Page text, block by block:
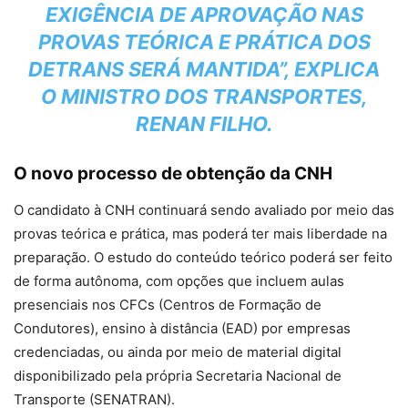
EXIGÊNCIA DE APROVAÇÃO NAS
PROVAS TEÓRICA E PRÁTICA DOS
DETRANS SERÁ MANTIDA”, EXPLICA
O MINISTRO DOS TRANSPORTES,
RENAN FILHO.
O novo processo de obtenção da CNH
O candidato à CNH continuará sendo avaliado por meio das
provas teórica e prática, mas poderá ter mais liberdade na
preparação. O estudo do conteúdo teórico poderá ser feito
de forma autônoma, com opções que incluem aulas
presenciais nos CFCs (Centros de Formação de
Condutores), ensino à distância (EAD) por empresas
credenciadas, ou ainda por meio de material digital
disponibilizado pela própria Secretaria Nacional de
Transporte (SENATRAN).